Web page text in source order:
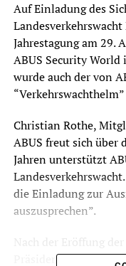
Auf Einladung des
Jahrestagung am 29.
ABUS Security World
wurde auch der von
Christian Rothe,
ABUS freut sich über
Jahren unterstützt
die Einladung zur
auszusprechen”.
Präsidenten der